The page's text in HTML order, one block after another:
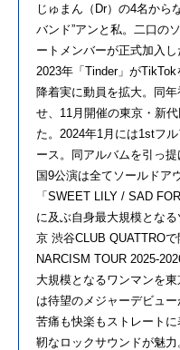
じゅまん（Dr）の4名から
バンド”アンと私。二口の
ートメンバーが正式加入し
2023年「Tinder」が
降着実に動員を拡大。同
せ、11月開催の東京・新
た。2024年1月には1stフ
ース。同アルバムを引っ
国9公演は全てソールドア
「SWEET LILY / SAD
に及ぶ自身最大規模とな
京 渋谷CLUB QUATTRO
NARCISM TOUR 2025-
大規模となるワンマンを
は待望のメジャーデビュー
苦痛も快楽もストレート
靭なロックサウンドが魅